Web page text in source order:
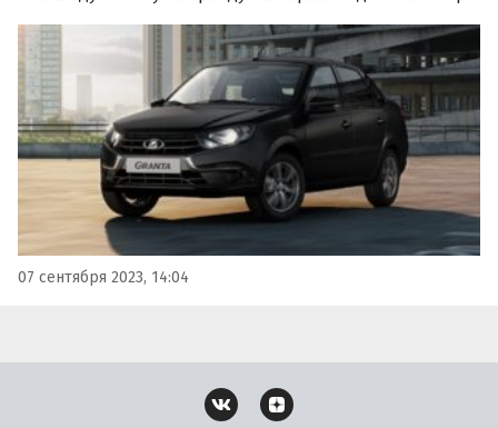
автопроизводителей, пишут «Автоновости дня».
07 сентября 2023, 14:04